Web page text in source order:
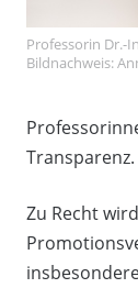
Professorin Dr.-
Bildnachweis:
Transparenz.
Zu Recht